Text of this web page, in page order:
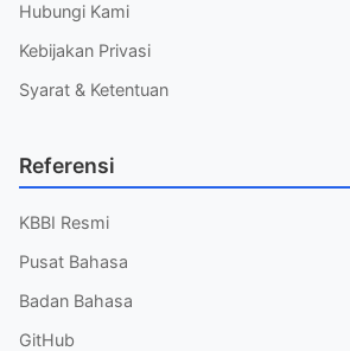
Hubungi Kami
Kebijakan Privasi
Syarat & Ketentuan
Referensi
KBBI Resmi
Pusat Bahasa
Badan Bahasa
GitHub